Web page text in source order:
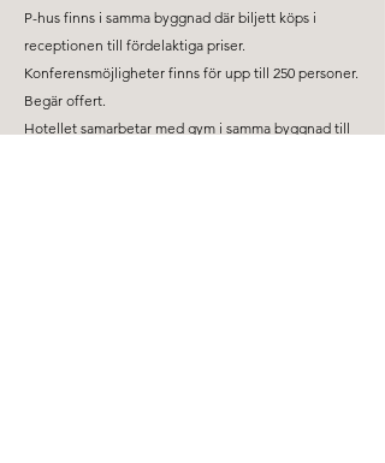
P-hus finns i samma byggnad där biljett köps i
receptionen till fördelaktiga priser.
Konferensmöjligheter finns för upp till 250 personer.
Begär offert.
Hotellet samarbetar med gym i samma byggnad till